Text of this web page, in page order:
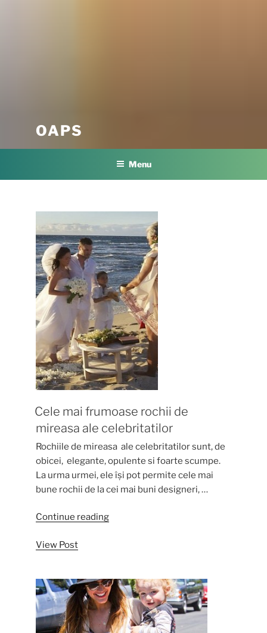
OAPS
Menu
Cele mai frumoase rochii de
mireasa ale celebritatilor
Rochiile de mireasa ale celebritatilor sunt, de
obicei, elegante, opulente si foarte scumpe.
La urma urmei, ele își pot permite cele mai
bune rochii de la cei mai buni designeri, …
Continue reading“Cele
mireasa
ale
celebritatilor”
View Post